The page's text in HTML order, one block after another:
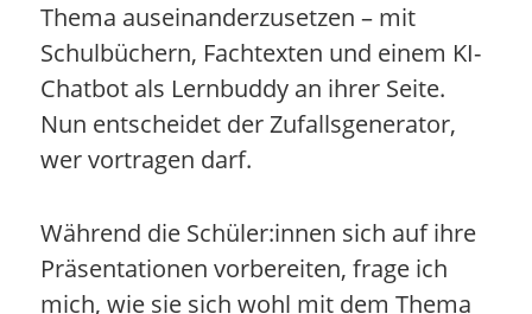
Thema auseinanderzusetzen – mit
Schulbüchern, Fachtexten und einem KI-
Chatbot als Lernbuddy an ihrer Seite.
Nun entscheidet der Zufallsgenerator,
wer vortragen darf.
Während die Schüler:innen sich auf ihre
Präsentationen vorbereiten, frage ich
mich, wie sie sich wohl mit dem Thema